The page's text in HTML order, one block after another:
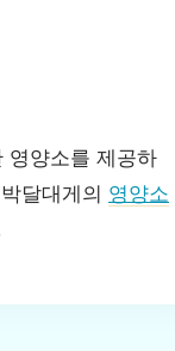
영양소를 제공하
달대게의 영양소